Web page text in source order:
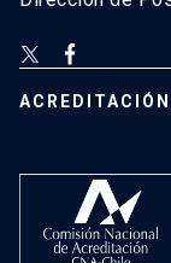
ACREDITACIÓN